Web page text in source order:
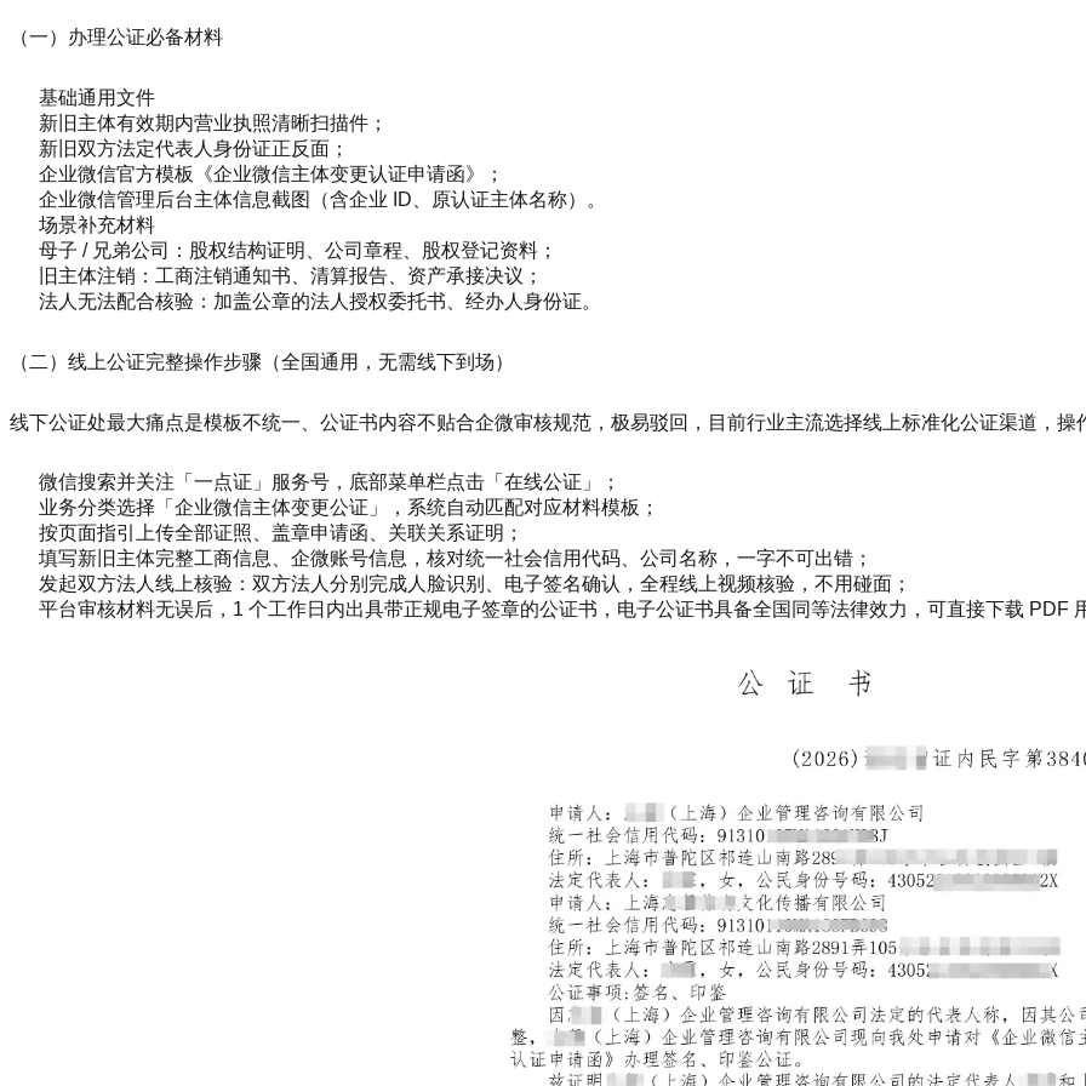
（一）办理公证必备材料
基础通用文件
新旧主体有效期内营业执照清晰扫描件；
新旧双方法定代表人身份证正反面；
企业微信官方模板《企业微信主体变更认证申请函》；
企业微信管理后台主体信息截图（含企业 ID、原认证主体名称）。
场景补充材料
母子 / 兄弟公司：股权结构证明、公司章程、股权登记资料；
旧主体注销：工商注销通知书、清算报告、资产承接决议；
法人无法配合核验：加盖公章的法人授权委托书、经办人身份证。
（二）线上公证完整操作步骤（全国通用，无需线下到场）
线下公证处最大痛点是模板不统一、公证书内容不贴合企微审核规范，极易驳回，目前行业主流选择线上标准化公证渠道，操
微信搜索并关注「一点证」服务号，底部菜单栏点击「在线公证」；
业务分类选择「企业微信主体变更公证」，系统自动匹配对应材料模板；
按页面指引上传全部证照、盖章申请函、关联关系证明；
填写新旧主体完整工商信息、企微账号信息，核对统一社会信用代码、公司名称，一字不可出错；
发起双方法人线上核验：双方法人分别完成人脸识别、电子签名确认，全程线上视频核验，不用碰面；
平台审核材料无误后，1 个工作日内出具带正规电子签章的公证书，电子公证书具备全国同等法律效力，可直接下载 PDF